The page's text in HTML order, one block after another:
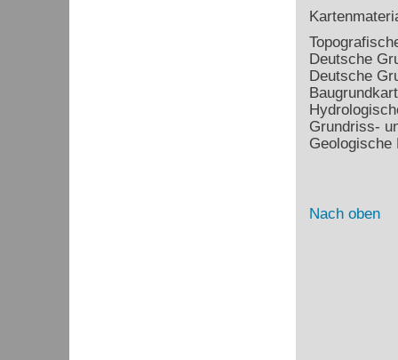
Deutsche
Deutsche
Grundriss-
Geologische
Nach oben